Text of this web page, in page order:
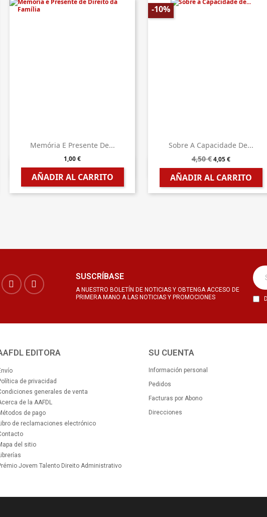
Memória E Presente De...
1,00 €
AÑADIR AL CARRITO
 Vista rápida
Sobre A Capacidade De...
4,50 € 4,05 €
AÑADIR AL CARRITO
-10%
 Vista rápida
SUSCRÍBASE
A NUESTRO BOLETÍN DE NOTICIAS Y OBTENGA ACCESO DE
PRIMERA MANO A LAS NOTICIAS Y PROMOCIONES
EDITORA
de privacidad
generales de venta
de la AAFDL
de pago
de reclamaciones electrónico
del sitio
Jovem Talento Direito Administrativo
SU CUENTA
Información personal
Pedidos
Facturas por Abono
Direcciones